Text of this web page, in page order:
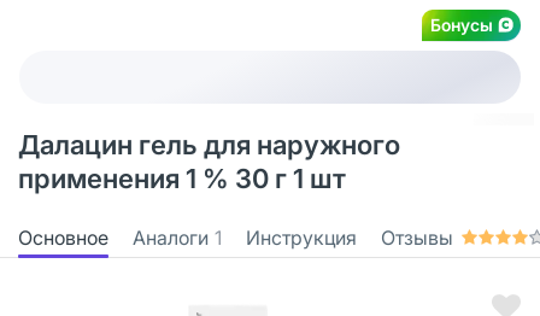
Бонусы
Далацин гель для наружного
применения 1 % 30 г 1 шт
Основное Аналоги 1 Инструкция Отзывы